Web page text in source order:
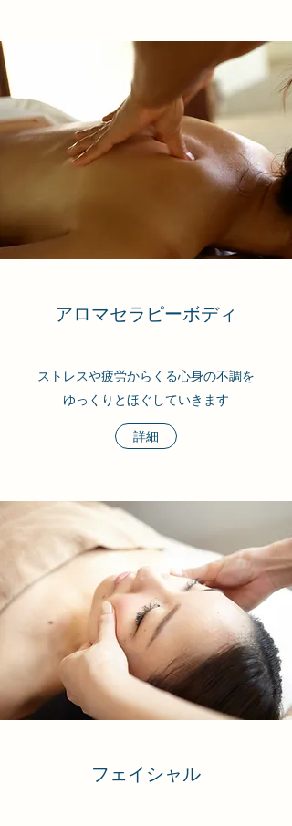
アロマセラピーボディ
ストレスや​疲労からくる​心身の不調を
ゆっくりとほぐしていきます​
詳細
フェイシャル